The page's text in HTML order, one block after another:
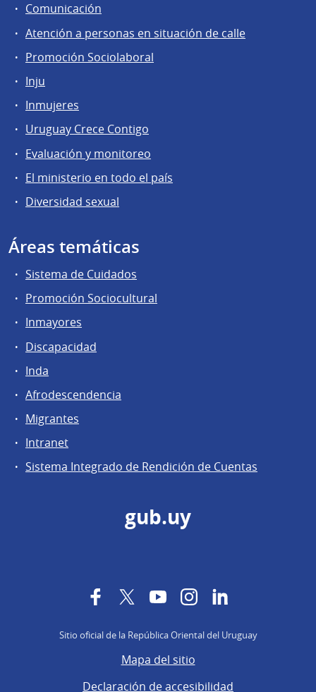
Comunicación
Atención a personas en situación de calle
Promoción Sociolaboral
Inju
Inmujeres
Uruguay Crece Contigo
Evaluación y monitoreo
El ministerio en todo el país
Diversidad sexual
Áreas temáticas
Sistema de Cuidados
Promoción Sociocultural
Inmayores
Discapacidad
Inda
Afrodescendencia
Migrantes
Intranet
Sistema Integrado de Rendición de Cuentas
gub.uy
FacebookTwitterYouTubeInstagram
Sitio oficial de la República Oriental del Uruguay
Mapa del sitio
Declaración de accesibilidad